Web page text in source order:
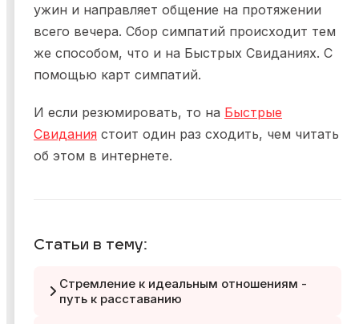
ужин и направляет общение на протяжении
всего вечера. Сбор симпатий происходит тем
же способом, что и на Быстрых Свиданиях. С
помощью карт симпатий.
И если резюмировать, то на Быстрые
Свидания стоит один раз сходить, чем читать
об этом в интернете.
Статьи в тему:
Стремление к идеальным отношениям -
путь к расставанию